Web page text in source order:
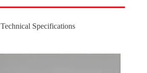
Technical Specifications